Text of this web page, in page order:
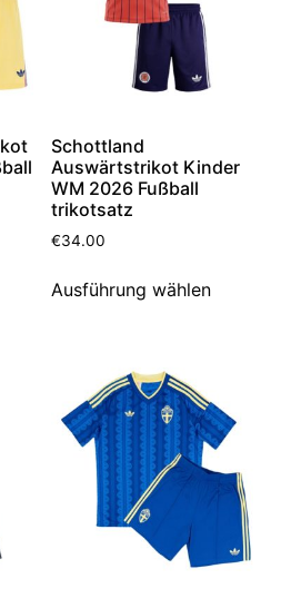
Schottland
Auswärtstrikot Kinder
WM 2026 Fußball
trikotsatz
€34.00
Ausführung wählen